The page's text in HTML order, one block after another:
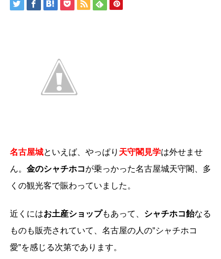
名古屋城といえば、やっぱり 天守閣見学は外せませ
ん。 金のシャチホコが乗っかった名古屋城天守閣、多
くの観光客で賑わっていました。
近くにはお土産ショップもあって、 シャチホコ飴なる
ものも販売されていて、名古屋の人の”シャチホコ
愛”を感じる次第であります。